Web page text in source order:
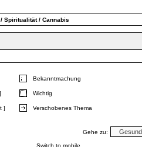
Spiritualität / Cannabis
Bekanntmachung
Wichtig
] Verschobenes Thema
Gehe zu:
Switch to mobile